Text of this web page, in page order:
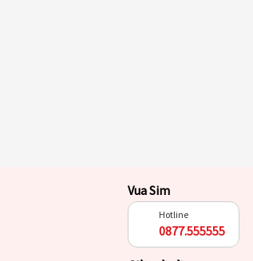
Vua Sim
Hotline
0877.555555